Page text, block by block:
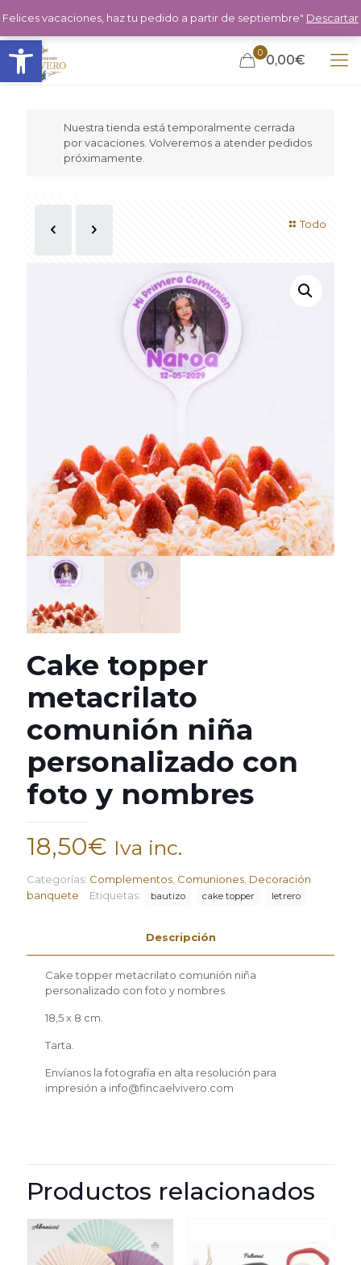
Abrir barra de herramientas 0 0,00€
Nuestra tienda está temporalmente cerrada
por vacaciones. Volveremos a atender pedidos
próximamente.
Todo
Cake topper
metacrilato
comunión niña
personalizado con
foto y nombres
18,50€ Iva inc.
Categorías: Complementos Comuniones Decoración
banquete
Etiquetas: bautizo cake topper letrero
Descripción
Cake topper metacrilato comunión niña
personalizado con foto y nombres.
18,5 x 8 cm.
Tarta.
Envíanos la fotografía en alta resolución para
impresión a info@fincaelvivero.com
Productos relacionados
Felices vacaciones, haz tu pedido a partir de septiembre" Descartar